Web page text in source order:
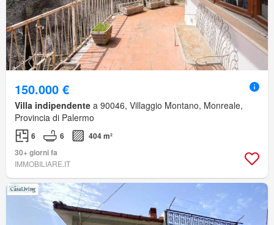
150.000 €
Villa indipendente a 90046, Villaggio Montano, Monreale,
Provincia di Palermo
6 6
404 m²
30+ giorni fa
IMMOBILIARE.IT